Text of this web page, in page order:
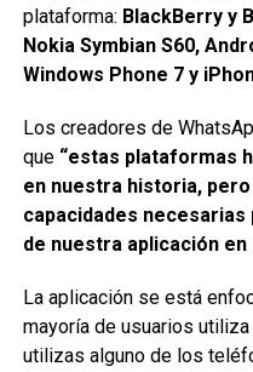
plataforma: BlackBerry y
Nokia Symbian S60,
Windows Phone 7 y
Los creadores de
que “estas plataformas
en nuestra historia,
capacidades
de nuestra aplicación
La aplicación se está
mayoría de usuarios
utilizas alguno de los